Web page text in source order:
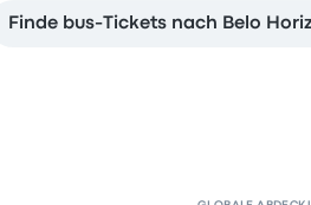
Finde bus-Tickets nach Belo